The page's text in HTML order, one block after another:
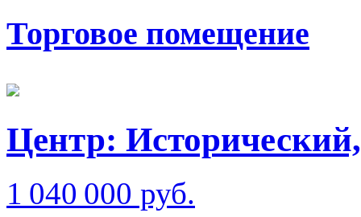
Торговое помещение
Центр:
1 040 000 руб.